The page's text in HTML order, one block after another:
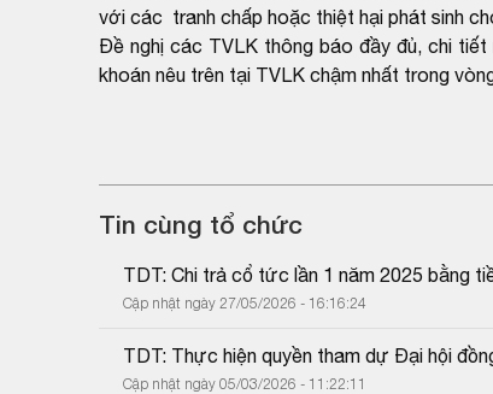
với các tranh chấp hoặc thiệt hại phát sinh
Đề nghị các TVLK thông báo đầy đủ, chi
khoán nêu trên tại TVLK chậm nhất trong
Tin cùng tổ chức
TDT: Chi trả cổ tức lần 1 năm 2025 bằng
Cập nhật ngày 27/05/2026 - 16:16:24
TDT: Thực hiện quyền tham dự Đại hội
Cập nhật ngày 05/03/2026 - 11:22:11